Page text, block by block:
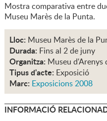
Mostra comparativa entre
Museu Marès de la Punta.
Lloc: Museu Marès de la
Durada: Fins al 2 de juny
Organitza: Museu d'Arenys
Tipus d'acte: Exposició
Marc: Exposicions 2008
INFORMACIÓ